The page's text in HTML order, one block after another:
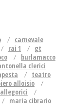
carnevale
rai 1
gt
burlamacco
clerici
teatro
alloisio
maria cibrario